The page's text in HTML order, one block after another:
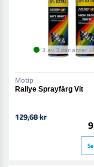
3 av 3 varianter i
Motip
Rallye Sprayfärg Vit
129,68 kr